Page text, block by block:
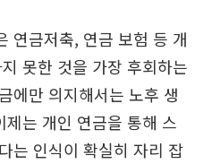
연금저축, 연금 보험 등 개
못한 것을 가장 후회하는
에만 의지해서는 노후 생
는 개인 연금을 통해 스
는 인식이 확실히 자리 잡